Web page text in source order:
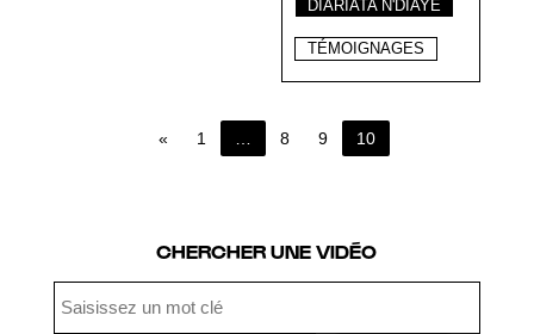
DIARIATA N'DIAYE
TÉMOIGNAGES
« 1 8 9 10
CHERCHER UNE VIDÉO